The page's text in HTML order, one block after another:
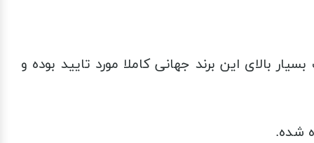
بالای این برند جهانی کاملا مورد تایید بوده و
شده.